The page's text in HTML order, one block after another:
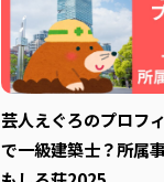
芸人えぐろのプロフ
で一級建築士？所属